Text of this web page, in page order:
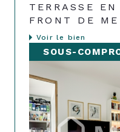
TERRASSE
FRONT DE
Voir le bien
SOUS-